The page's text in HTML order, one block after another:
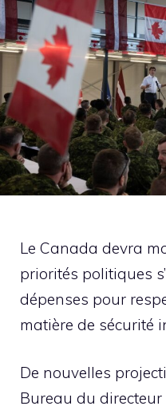
Le Canada devra
priorités politiques
dépenses pour
matière de sécurité
De nouvelles
Bureau du